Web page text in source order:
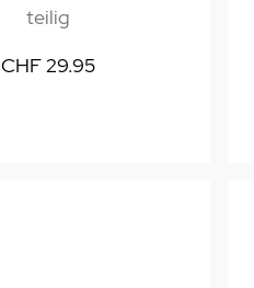
teilig
CHF 29.95